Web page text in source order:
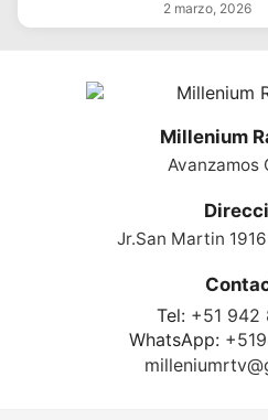
2 marzo, 2026
Millenium
Avanzamos
Jr.San Martin
Tel: +51 942
WhatsApp: